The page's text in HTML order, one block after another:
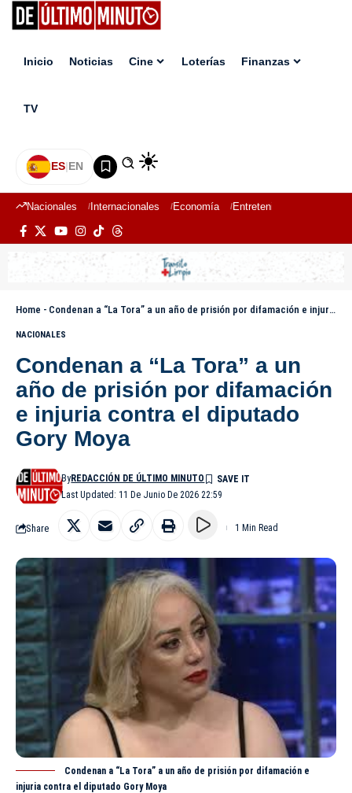
Inicio Noticias Cine Loterías Finanzas
TV
ES|EN
Nacionales Internacionales Economía Entretenimiento
Home - Condenan a “La Tora” a un año de prisión por difamación e injuria contra el diputado Gory Moya
NACIONALES
Condenan a “La Tora” a un
año de prisión por difamación
e injuria contra el diputado
Gory Moya
Last Updated: 11 De Junio De 2026 22:59
ByREDACCIÓN DE ÚLTIMO MINUTO
Share 1 Min Read
Condenan a “La Tora” a un año de prisión por difamación e
injuria contra el diputado Gory Moya